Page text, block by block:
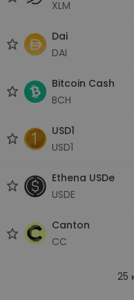
XLM
Dai
DAI
Bitcoin Cash
BCH
USD1
USD1
Ethena USDe
USDE
Canton
CC
25